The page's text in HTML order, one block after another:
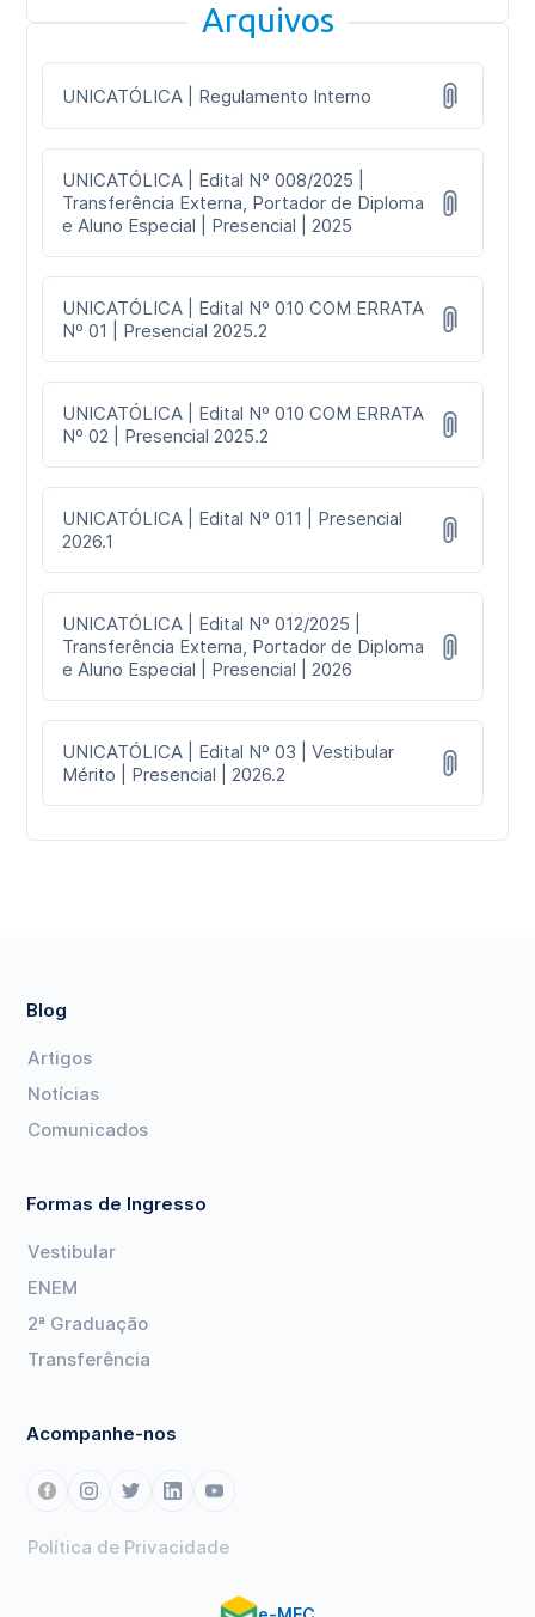
Arquivos
UNICATÓLICA | Regulamento Interno
UNICATÓLICA | Edital Nº 008/2025 |
Transferência Externa, Portador de Diploma
e Aluno Especial | Presencial | 2025
UNICATÓLICA | Edital Nº 010 COM ERRATA
Nº 01 | Presencial 2025.2
UNICATÓLICA | Edital Nº 010 COM ERRATA
Nº 02 | Presencial 2025.2
UNICATÓLICA | Edital Nº 011 | Presencial
2026.1
UNICATÓLICA | Edital Nº 012/2025 |
Transferência Externa, Portador de Diploma
e Aluno Especial | Presencial | 2026
UNICATÓLICA | Edital Nº 03 | Vestibular
Mérito | Presencial | 2026.2
Blog
Artigos
Notícias
Comunicados
Formas de Ingresso
Vestibular
ENEM
2ª Graduação
Transferência
Acompanhe-nos
Política de Privacidade